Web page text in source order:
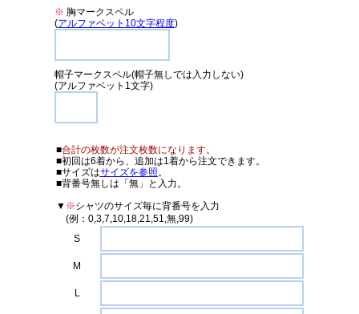
※ 胸マークスペル
(アルファベット10文字程度)
帽子マークスペル(帽子無しでは入力しない)
(アルファベット1文字)
■合計の枚数が注文枚数になります。
■初回は6着から、追加は1着から注文できます。
■サイズはサイズを参照。
■背番号無しは「無」と入力。
▼ ※シャツのサイズ毎に背番号を入力
(例：0,3,7,10,18,21,51,無,99)
S
M
L